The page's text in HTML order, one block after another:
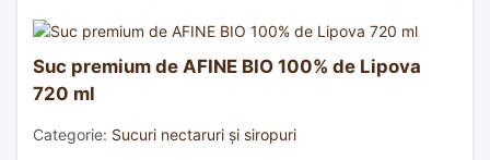
Suc premium de AFINE BIO 100% de Lipova
720 ml
Categorie: Sucuri nectaruri și siropuri